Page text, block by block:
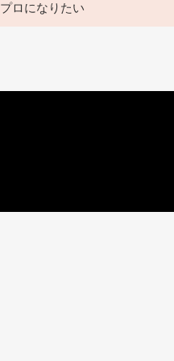
プロになりたい